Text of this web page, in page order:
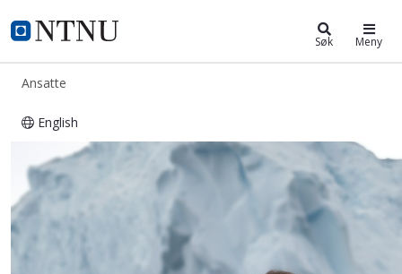
NTNU Hjemmeside
ntnu.no Søk Meny
Ansatte
English
Gustav Agneman